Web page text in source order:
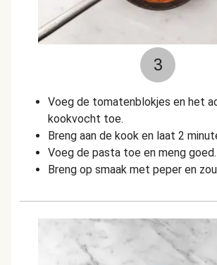
3
Voeg de tomatenblokjes en het
kookvocht toe.
Breng aan de kook en laat 2
Voeg de pasta toe en meng goed.
Breng op smaak met peper en